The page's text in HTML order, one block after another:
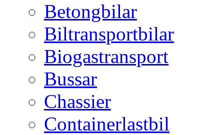
Betongbilar
Biltransportbilar
Biogastransport
Bussar
Chassier
Containerlastbil